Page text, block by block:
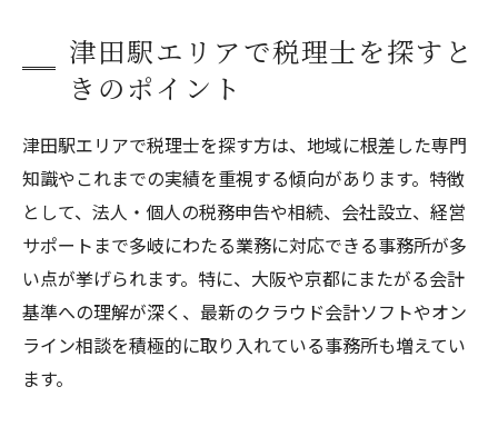
津田駅エリアで税理士を探すと
きのポイント
津田駅エリアで税理士を探す方は、地域に根差した専門
知識やこれまでの実績を重視する傾向があります。特徴
として、法人・個人の税務申告や相続、会社設立、経営
サポートまで多岐にわたる業務に対応できる事務所が多
い点が挙げられます。特に、大阪や京都にまたがる会計
基準への理解が深く、最新のクラウド会計ソフトやオン
ライン相談を積極的に取り入れている事務所も増えてい
ます。